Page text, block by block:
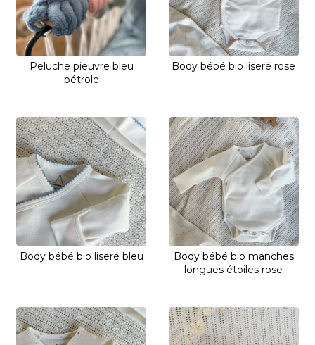
Peluche pieuvre bleu
pétrole
Body bébé bio liseré rose
Body bébé bio liseré bleu
Body bébé bio manches
longues étoiles rose